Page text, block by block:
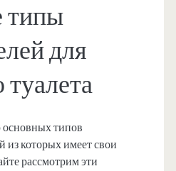
типы
для
основных типов
которых имеет свои
рассмотрим эти